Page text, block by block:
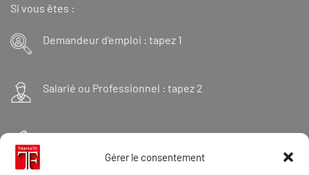
Gérer le consentement
Si vous êtes :
Demandeur d’emploi : tapez 1
Salarié ou Professionnel : tapez 2
Financeur : tapez 3